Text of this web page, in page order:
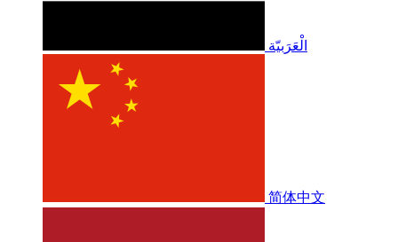
الْعَرَبيّة
简体中文